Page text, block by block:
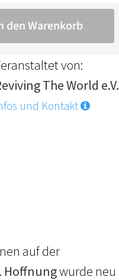
von:
The World e.V.
und Kontakt
auf der
Hoffnungwurde neu